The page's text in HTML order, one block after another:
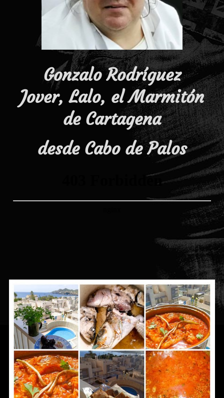
Gonzalo Rodríguez
Jover, Lalo, el Marmitón
de Cartagena
desde Cabo de Palos